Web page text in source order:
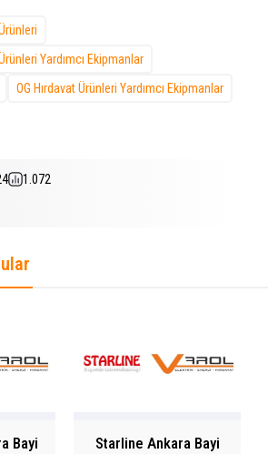
Yardımcı Ekipmanlar
OG Hırdavat Ürünleri Yardımcı Ekipmanlar
1.072
Bayi Starline Ankara Bayi